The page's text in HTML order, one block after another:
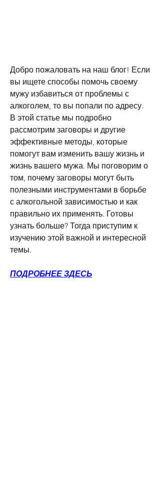
Добро пожаловать на наш блог! Если
вы ищете способы помочь своему
мужу избавиться от проблемы с
алкоголем, то вы попали по адресу.
В этой статье мы подробно
рассмотрим заговоры и другие
эффективные методы, которые
помогут вам изменить вашу жизнь и
жизнь вашего мужа. Мы поговорим о
том, почему заговоры могут быть
полезными инструментами в борьбе
с алкогольной зависимостью и как
правильно их применять. Готовы
узнать больше? Тогда приступим к
изучению этой важной и интересной
темы.
ПОДРОБНЕЕ ЗДЕСЬ